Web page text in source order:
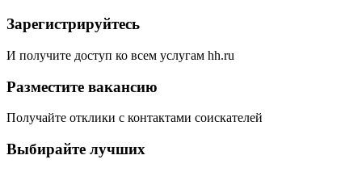
Зарегистрируйтесь
И получите доступ ко всем услугам hh.ru
Разместите вакансию
Получайте отклики с контактами соискателей
Выбирайте лучших